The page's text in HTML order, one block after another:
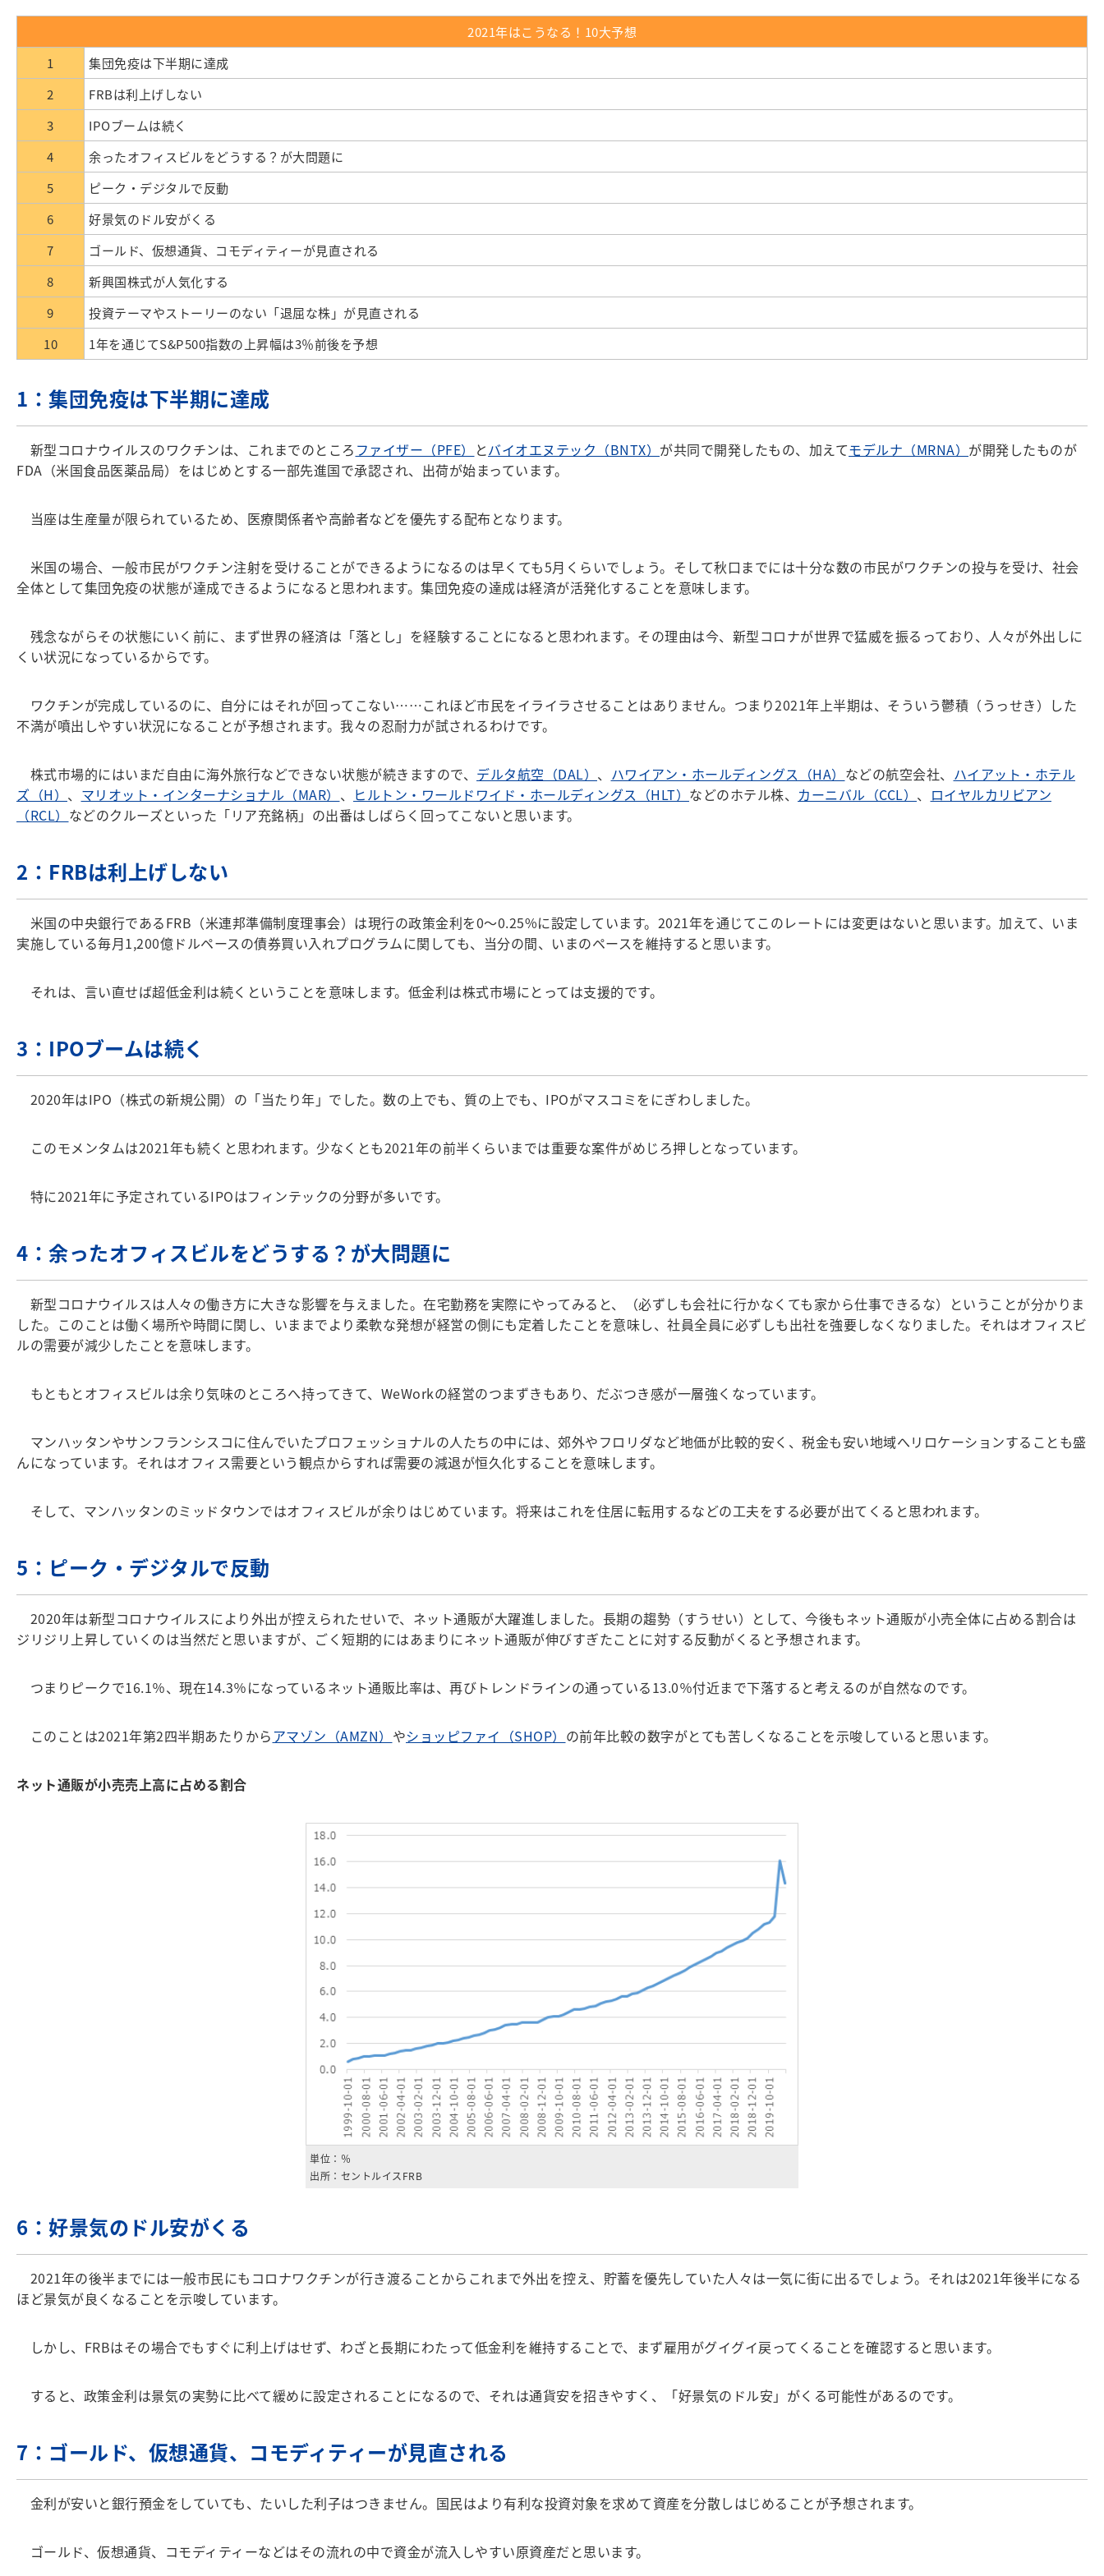
2021年はこうなる！10大予想
1
集団免疫は下半期に達成
2
FRBは利上げしない
3
IPOブームは続く
4
余ったオフィスビルをどうする？が大問題に
5
ピーク・デジタルで反動
6
好景気のドル安がくる
7
ゴールド、仮想通貨、コモディティーが見直される
8
新興国株式が人気化する
9
投資テーマやストーリーのない「退屈な株」が見直される
10
1年を通じてS&P500指数の上昇幅は3％前後を予想
1：集団免疫は下半期に達成
新型コロナウイルスのワクチンは、これまでのところ ファイザー（PFE） とバイオエヌテック（BNTX） が共同で開発したもの、加えてモデルナ（MRNA） が開発したものが
FDA（米国食品医薬品局）をはじめとする一部先進国で承認され、出荷が始まっています。
当座は生産量が限られているため、医療関係者や高齢者などを優先する配布となります。
米国の場合、一般市民がワクチン注射を受けることができるようになるのは早くても5月くらいでしょう。そして秋口までには十分な数の市民がワクチンの投与を受け、社会
全体として集団免疫の状態が達成できるようになると思われます。集団免疫の達成は経済が活発化することを意味します。
残念ながらその状態にいく前に、まず世界の経済は「落とし」を経験することになると思われます。その理由は今、新型コロナが世界で猛威を振るっており、人々が外出しに
くい状況になっているからです。
ワクチンが完成しているのに、自分にはそれが回ってこない……これほど市民をイライラさせることはありません。つまり2021年上半期は、そういう鬱積（うっせき）した
不満が噴出しやすい状況になることが予想されます。我々の忍耐力が試されるわけです。
株式市場的にはいまだ自由に海外旅行などできない状態が続きますので、 デルタ航空（DAL） 、 ハワイアン・ホールディングス（HA） などの航空会社、 ハイアット・ホテル
ズ（H） 、 マリオット・インターナショナル（MAR） 、 ヒルトン・ワールドワイド・ホールディングス（HLT） などのホテル株、 カーニバル（CCL） 、 ロイヤルカリビアン
（RCL） などのクルーズといった「リア充銘柄」の出番はしばらく回ってこないと思います。
2：FRBは利上げしない
米国の中央銀行であるFRB（米連邦準備制度理事会）は現行の政策金利を0～0.25%に設定しています。2021年を通じてこのレートには変更はないと思います。加えて、いま
実施している毎月1,200億ドルペースの債券買い入れプログラムに関しても、当分の間、いまのペースを維持すると思います。
それは、言い直せば超低金利は続くということを意味します。低金利は株式市場にとっては支援的です。
3：IPOブームは続く
2020年はIPO（株式の新規公開）の「当たり年」でした。数の上でも、質の上でも、IPOがマスコミをにぎわしました。
このモメンタムは2021年も続くと思われます。少なくとも2021年の前半くらいまでは重要な案件がめじろ押しとなっています。
特に2021年に予定されているIPOはフィンテックの分野が多いです。
4：余ったオフィスビルをどうする？が大問題に
新型コロナウイルスは人々の働き方に大きな影響を与えました。在宅勤務を実際にやってみると、（必ずしも会社に行かなくても家から仕事できるな）ということが分かりま
した。このことは働く場所や時間に関し、いままでより柔軟な発想が経営の側にも定着したことを意味し、社員全員に必ずしも出社を強要しなくなりました。それはオフィスビ
ルの需要が減少したことを意味します。
もともとオフィスビルは余り気味のところへ持ってきて、WeWorkの経営のつまずきもあり、だぶつき感が一層強くなっています。
マンハッタンやサンフランシスコに住んでいたプロフェッショナルの人たちの中には、郊外やフロリダなど地価が比較的安く、税金も安い地域へリロケーションすることも盛
んになっています。それはオフィス需要という観点からすれば需要の減退が恒久化することを意味します。
そして、マンハッタンのミッドタウンではオフィスビルが余りはじめています。将来はこれを住居に転用するなどの工夫をする必要が出てくると思われます。
5：ピーク・デジタルで反動
2020年は新型コロナウイルスにより外出が控えられたせいで、ネット通販が大躍進しました。長期の趨勢（すうせい）として、今後もネット通販が小売全体に占める割合は
ジリジリ上昇していくのは当然だと思いますが、ごく短期的にはあまりにネット通販が伸びすぎたことに対する反動がくると予想されます。
つまりピークで16.1％、現在14.3％になっているネット通販比率は、再びトレンドラインの通っている13.0％付近まで下落すると考えるのが自然なのです。
このことは2021年第2四半期あたりから アマゾン（AMZN） やショッピファイ（SHOP） の前年比較の数字がとても苦しくなることを示唆していると思います。
ネット通販が小売売上高に占める割合
単位：％
出所：セントルイスFRB
6：好景気のドル安がくる
2021年の後半までには一般市民にもコロナワクチンが行き渡ることからこれまで外出を控え、貯蓄を優先していた人々は一気に街に出るでしょう。それは2021年後半になる
ほど景気が良くなることを示唆しています。
しかし、FRBはその場合でもすぐに利上げはせず、わざと長期にわたって低金利を維持することで、まず雇用がグイグイ戻ってくることを確認すると思います。
すると、政策金利は景気の実勢に比べて緩めに設定されることになるので、それは通貨安を招きやすく、「好景気のドル安」がくる可能性があるのです。
7：ゴールド、仮想通貨、コモディティーが見直される
金利が安いと銀行預金をしていても、たいした利子はつきません。国民はより有利な投資対象を求めて資産を分散しはじめることが予想されます。
ゴールド、仮想通貨、コモディティーなどはその流れの中で資金が流入しやすい原資産だと思います。